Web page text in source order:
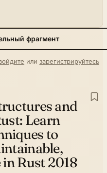
фрагмент
или зарегистрируйтесь
and
Learn
to
Rust 2018